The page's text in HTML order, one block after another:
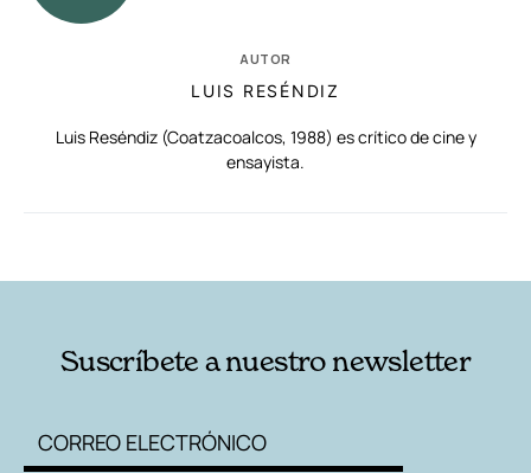
AUTOR
LUIS RESÉNDIZ
Luis Reséndiz (Coatzacoalcos, 1988) es crítico de cine y
ensayista.
Suscríbete a nuestro newsletter